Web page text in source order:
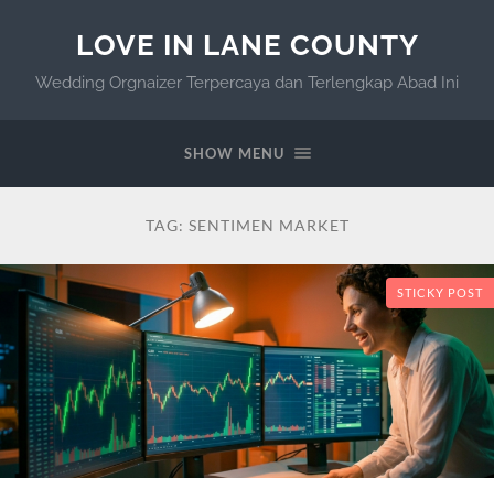
LOVE IN LANE COUNTY
Wedding Orgnaizer Terpercaya dan Terlengkap Abad Ini
SHOW MENU
TAG: SENTIMEN MARKET
STICKY POST